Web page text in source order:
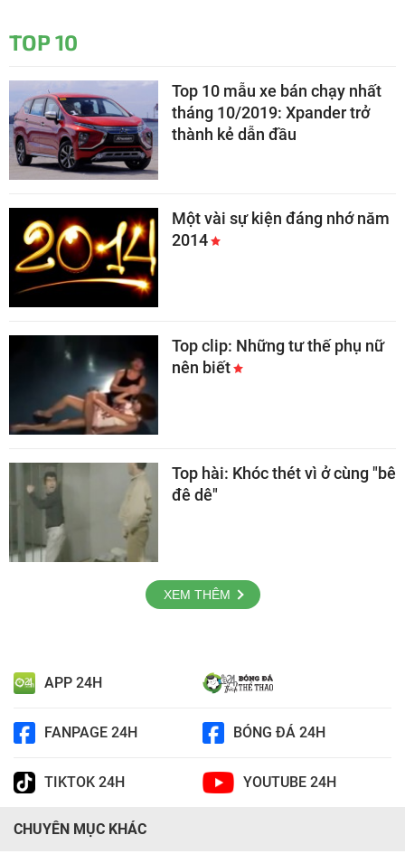
TOP 10
Top 10 mẫu xe bán chạy nhất
tháng 10/2019: Xpander trở
thành kẻ dẫn đầu
Một vài sự kiện đáng nhớ năm
2014
Top clip: Những tư thế phụ nữ
nên biết
Top hài: Khóc thét vì ở cùng "bê
đê dê"
XEM THÊM
APP 24H
FANPAGE 24H BÓNG ĐÁ 24H
TIKTOK 24H YOUTUBE 24H
CHUYÊN MỤC KHÁC